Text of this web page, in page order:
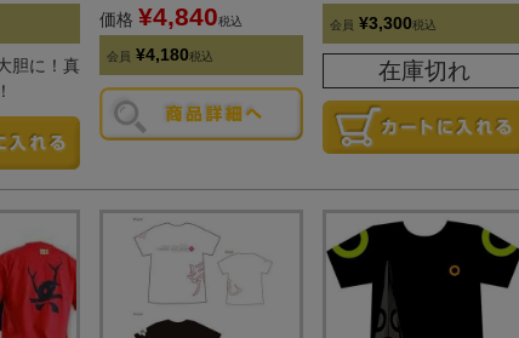
胆に！真
価格 ¥4,840税込
会員 ¥4,180税込
会員 ¥3,300税込
在庫切れ